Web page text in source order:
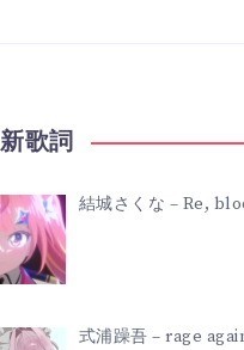
歌詞
結城さくな – Re,
式浦躁吾 – rage